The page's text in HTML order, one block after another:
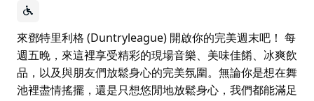
來鄧特里利格 (Duntryleague) 開啟你的完美週末吧！ 每
週五晚，來這裡享受精彩的現場音樂、美味佳餚、冰爽飲
品，以及與朋友們放鬆身心的完美氛圍。無論你是想在舞
池裡盡情搖擺，還是只想悠閒地放鬆身心，我們都能滿足